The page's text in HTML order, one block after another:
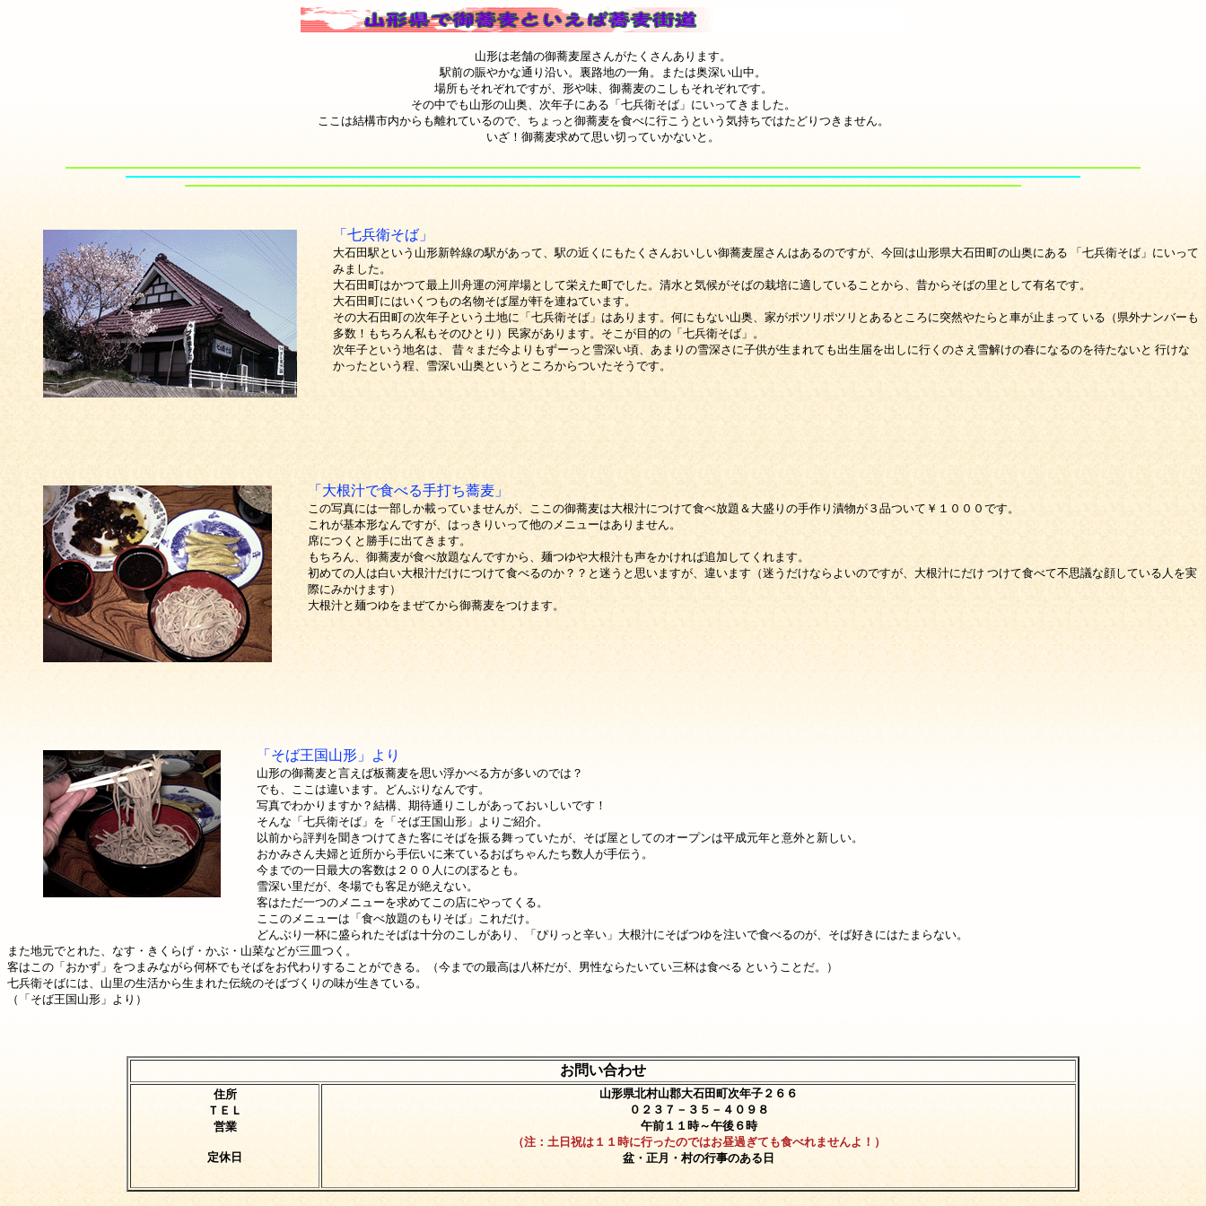
山形は老舗の御蕎麦屋さんがたくさんあります。
駅前の賑やかな通り沿い。裏路地の一角。または奥深い山中。
場所もそれぞれですが、形や味、御蕎麦のこしもそれぞれです。
その中でも山形の山奥、次年子にある「七兵衛そば」にいってきました。
ここは結構市内からも離れているので、ちょっと御蕎麦を食べに行こうという気持ちではたどりつきません。
いざ！御蕎麦求めて思い切っていかないと。
「七兵衛そば」
大石田駅という山形新幹線の駅があって、駅の近くにもたくさんおいしい御蕎麦屋さんはあるのですが、今回は山形県大石田町の山奥にある 「七兵衛そば」にいって
みました。
大石田町はかつて最上川舟運の河岸場として栄えた町でした。清水と気候がそばの栽培に適していることから、昔からそばの里として有名です。
大石田町にはいくつもの名物そば屋が軒を連ねています。
その大石田町の次年子という土地に「七兵衛そば」はあります。何にもない山奥、家がポツリポツリとあるところに突然やたらと車が止まって いる（県外ナンバーも
多数！もちろん私もそのひとり）民家があります。そこが目的の「七兵衛そば」。
次年子という地名は、 昔々まだ今よりもずーっと雪深い頃、あまりの雪深さに子供が生まれても出生届を出しに行くのさえ雪解けの春になるのを待たないと 行けな
かったという程、雪深い山奥というところからついたそうです。
「大根汁で食べる手打ち蕎麦」
この写真には一部しか載っていませんが、ここの御蕎麦は大根汁につけて食べ放題＆大盛りの手作り漬物が３品ついて￥１０００です。
これが基本形なんですが、はっきりいって他のメニューはありません。
席につくと勝手に出てきます。
もちろん、御蕎麦が食べ放題なんですから、麺つゆや大根汁も声をかければ追加してくれます。
初めての人は白い大根汁だけにつけて食べるのか？？と迷うと思いますが、違います（迷うだけならよいのですが、大根汁にだけ つけて食べて不思議な顔している人を実
際にみかけます）
大根汁と麺つゆをまぜてから御蕎麦をつけます。
「そば王国山形」より
山形の御蕎麦と言えば板蕎麦を思い浮かべる方が多いのでは？
でも、ここは違います。どんぶりなんです。
写真でわかりますか？結構、期待通りこしがあっておいしいです！
そんな「七兵衛そば」を「そば王国山形」よりご紹介。
以前から評判を聞きつけてきた客にそばを振る舞っていたが、そば屋としてのオープンは平成元年と意外と新しい。
おかみさん夫婦と近所から手伝いに来ているおばちゃんたち数人が手伝う。
今までの一日最大の客数は２００人にのぼるとも。
雪深い里だが、冬場でも客足が絶えない。
客はただ一つのメニューを求めてこの店にやってくる。
ここのメニューは「食べ放題のもりそば」これだけ。
どんぶり一杯に盛られたそばは十分のこしがあり、「ぴりっと辛い」大根汁にそばつゆを注いで食べるのが、そば好きにはたまらない。
また地元でとれた、なす・きくらげ・かぶ・山菜などが三皿つく。
客はこの「おかず」をつまみながら何杯でもそばをお代わりすることができる。（今までの最高は八杯だが、男性ならたいてい三杯は食べる ということだ。）
七兵衛そばには、山里の生活から生まれた伝統のそばづくりの味が生きている。
（「そば王国山形」より）
お問い合わせ
住所
ＴＥＬ
営業
定休日
山形県北村山郡大石田町次年子２６６
０２３７－３５－４０９８
午前１１時～午後６時
（注：土日祝は１１時に行ったのではお昼過ぎても食べれませんよ！）
盆・正月・村の行事のある日